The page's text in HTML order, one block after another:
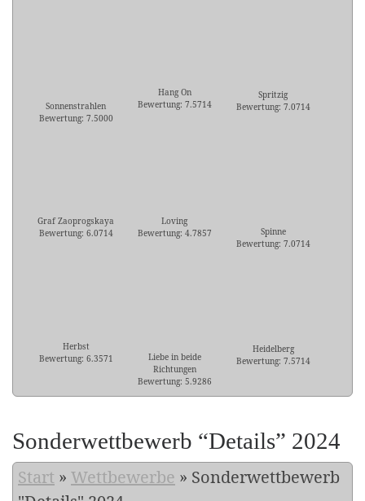
Sonnenstrahlen
Bewertung: 7.5000
Hang On
Bewertung: 7.5714
Spritzig
Bewertung: 7.0714
Graf Zaoprogskaya
Bewertung: 6.0714
Loving
Bewertung: 4.7857
Spinne
Bewertung: 7.0714
Herbst
Bewertung: 6.3571
Liebe in beide
Richtungen
Bewertung: 5.9286
Heidelberg
Bewertung: 7.5714
Sonderwettbewerb “Details” 2024
Start » Wettbewerbe » Sonderwettbewerb